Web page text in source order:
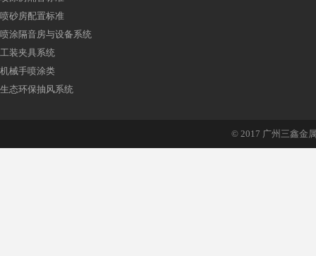
喷砂房配置标准
喷涂隔音房与设备系统
工装夹具系统
机械手喷涂类
生态环保抽风系统
© 2017 广州三鑫金